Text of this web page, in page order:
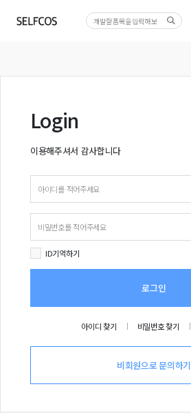
Login
이용해주셔서 감사합니다
ID기억하기
로그인
아이디 찾기 비밀번호 찾기
비회원으로 문의하기